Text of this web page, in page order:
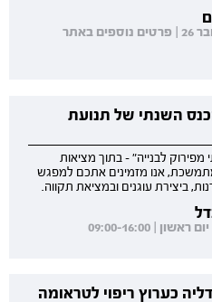
תחילת העסקה ולימודים באוקטובר 26 | פרטים נוספים באתר
השנתי של תנועת
לבנייה" - בתוך מציאות
אנו מזמינים אתכם למפגש
ביצירת עוגנים ובמציאת תקווה.